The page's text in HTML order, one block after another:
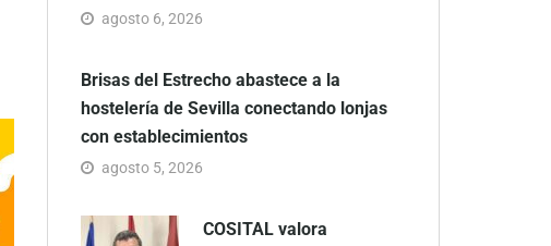
agosto 6, 2026
Brisas del Estrecho abastece a la
hostelería de Sevilla conectando lonjas
con establecimientos
agosto 5, 2026
COSITAL valora